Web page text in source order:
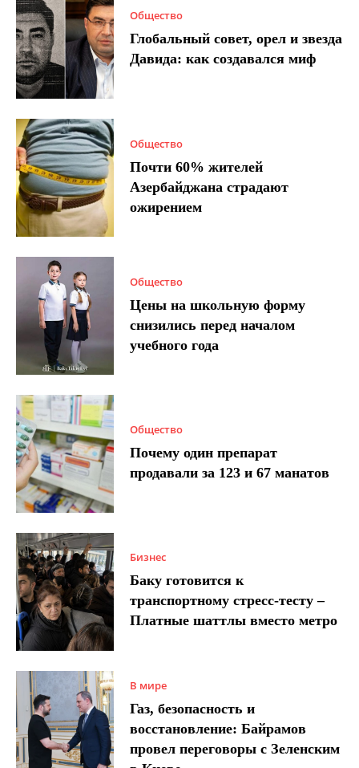
Общество
Глобальный совет, орел и звезда
Давида: как создавался миф
Общество
Почти 60% жителей
Азербайджана страдают
ожирением
Общество
Цены на школьную форму
снизились перед началом
учебного года
Общество
Почему один препарат
продавали за 123 и 67 манатов
Бизнес
Баку готовится к
транспортному стресс-тесту –
Платные шаттлы вместо метро
В мире
Газ, безопасность и
восстановление: Байрамов
провел переговоры с Зеленским